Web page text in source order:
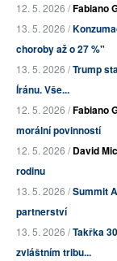
12. 5. 2026 /Fabiano
13. 5. 2026 /
choroby až o 27 %"
13. 5. 2026 /Trump
Íránu. Vše...
12. 5. 2026 /Fabiano
morální povinností
12. 5. 2026 /David
rodinu
13. 5. 2026 /Summit
partnerství
13. 5. 2026 /Takřka
zvláštním tribu...